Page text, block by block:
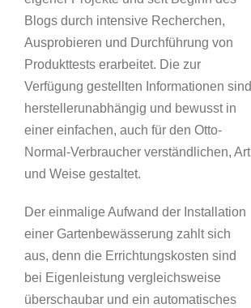
Blogs durch intensive Recherchen,
Ausprobieren und Durchführung von
Produkttests erarbeitet. Die zur
Verfügung gestellten Informationen sind
herstellerunabhängig und bewusst in
einer einfachen, auch für den Otto-
Normal-Verbraucher verständlichen, Art
und Weise gestaltet.
Der einmalige Aufwand der Installation
einer Gartenbewässerung zahlt sich
aus, denn die Errichtungskosten sind
bei Eigenleistung vergleichsweise
überschaubar und ein automatisches